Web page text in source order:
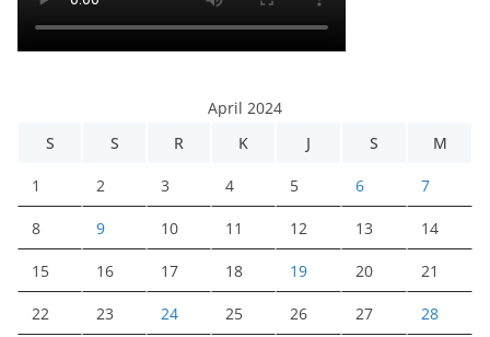
April 2024
S
S R K J S M
1 2 3 4 5 6 7
8 9 10 11 12 13 14
15 16 17 18 19 20 21
22 23 24 25 26 27 28